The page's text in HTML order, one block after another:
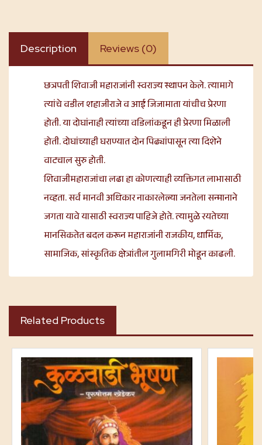
Description Reviews (0)
छत्रपती शिवाजी महाराजांनी स्वराज्य स्थापन केले. त्यामागे
त्यांचे वडील शहाजीराजे व आई जिजामाता यांचीच प्रेरणा
होती. या दोघांनाही त्यांच्या वडिलांकडून ही प्रेरणा मिळाली
होती. दोघांच्याही घराण्यात दोन पिढ्यांपासून त्या दिशेने
वाटचाल सुरु होती.
शिवाजीमहाराजांचा लढा हा कोणत्याही व्यक्तिगत लाभासाठी
नव्हता. सर्व मानवी अधिकार नाकारलेल्या जनतेला सन्मानाने
जगता यावे यासाठी स्वराज्य पाहिजे होते. त्यामुळे रयतेच्या
मानसिकतेत बदल करून महाराजांनी राजकीय, धार्मिक,
सामाजिक, सांस्कृतिक क्षेत्रांतील गुलामगिरी मोडून काढली.
Related Products